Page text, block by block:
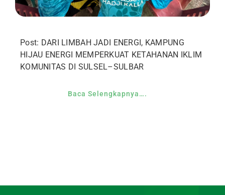
Post: DARI LIMBAH JADI ENERGI, KAMPUNG
HIJAU ENERGI MEMPERKUAT KETAHANAN IKLIM
KOMUNITAS DI SULSEL–SULBAR
Baca Selengkapnya….